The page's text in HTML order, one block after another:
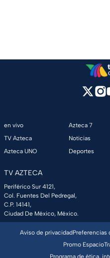
en vivo
TV Azteca
Azteca UNO
Azteca 7
Noticias
Deportes
TV AZTECA
Periférico Sur 4121,
Col. Fuentes Del Pedregal,
C.P. 14141,
Ciudad De México, México.
Aviso de privacidadPreferencias
Promo Espacio
Programa de ética,